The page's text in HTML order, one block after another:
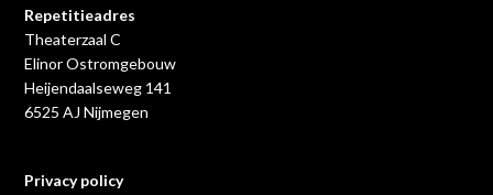
Repetitieadres
Theaterzaal C
Elinor Ostromgebouw
Heijendaalseweg 141
6525 AJ Nijmegen
Privacy policy